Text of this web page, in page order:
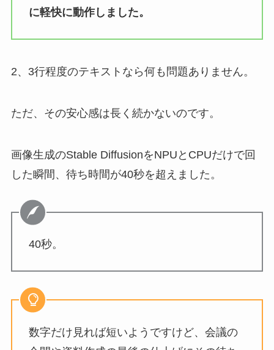
に軽快に動作しました。
2、3行程度のテキストなら何も問題ありません。
ただ、その安心感は長く続かないのです。
画像生成のStable DiffusionをNPUとCPUだけで回
した瞬間、待ち時間が40秒を超えました。
40秒。
数字だけ見れば短いようですけど、会議の